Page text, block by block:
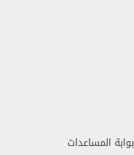
بوابة المساعدات